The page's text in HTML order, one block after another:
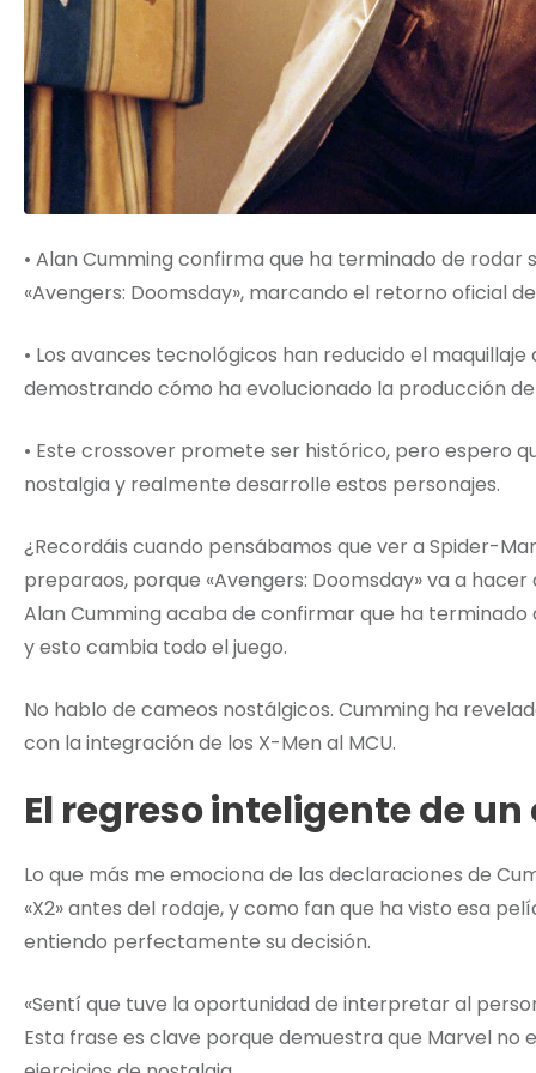
• Alan Cumming confirma que ha terminado de
«Avengers: Doomsday», marcando el retorno oficial
• Los avances tecnológicos han reducido el
demostrando cómo ha evolucionado la producción
• Este crossover promete ser histórico, pero espero
nostalgia y realmente desarrolle estos personajes.
¿Recordáis cuando pensábamos que ver a Spider-
preparaos, porque «Avengers: Doomsday» va a
Alan Cumming acaba de confirmar que ha
y esto cambia todo el juego.
No hablo de cameos nostálgicos. Cumming ha
con la integración de los X-Men al MCU.
El regreso inteligente de
Lo que más me emociona de las declaraciones de
«X2» antes del rodaje, y como fan que ha visto esa
entiendo perfectamente su decisión.
«Sentí que tuve la oportunidad de interpretar al
Esta frase es clave porque demuestra que Marvel